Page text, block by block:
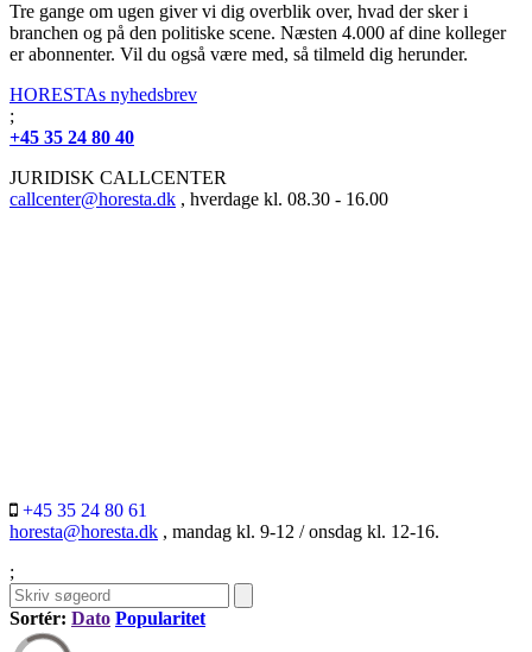
Tre gange om ugen giver vi dig overblik over, hvad der sker i
branchen og på den politiske scene. Næsten 4.000 af dine kolleger
er abonnenter. Vil du også være med, så tilmeld dig herunder.
HORESTAs nyhedsbrev
;
+45 35 24 80 40
JURIDISK CALLCENTER
callcenter@horesta.dk , hverdage kl. 08.30 - 16.00
+45 35 24 80 61
horesta@horesta.dk , mandag kl. 9-12 / onsdag kl. 12-16.
;
Sortér: Dato Popularitet